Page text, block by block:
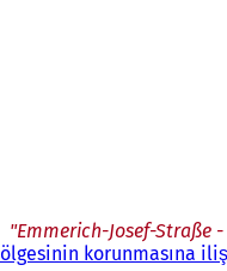
"Emmerich-Josef-Straße
korunmasına